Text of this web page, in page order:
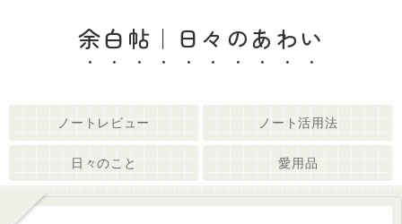
余白帖｜日々のあわい
ノートレビュー ノート活用法
日々のこと 愛用品